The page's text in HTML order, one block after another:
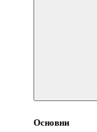
Основни